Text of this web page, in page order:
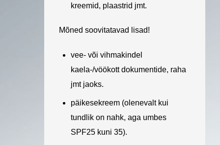
kreemid, plaastrid jmt.
Mõned soovitatavad lisad!
vee- või vihmakindel
kaela-/vöökott dokumentide, raha
jmt jaoks.
päikesekreem (olenevalt kui
tundlik on nahk, aga umbes
SPF25 kuni 35).